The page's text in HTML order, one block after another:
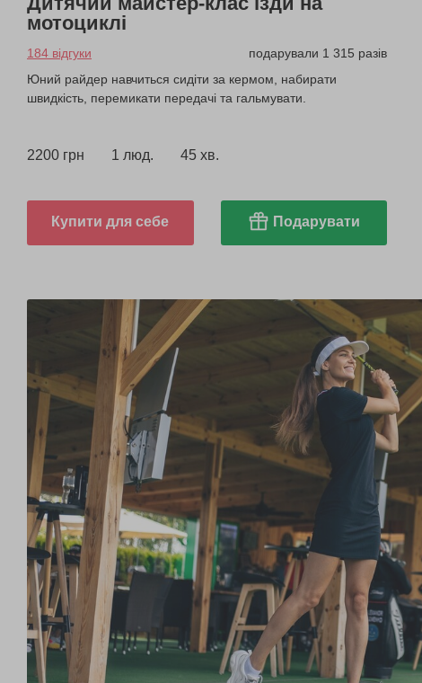
мотоциклі
184 відгуки
подарували 1 315 разів
Юний райдер навчиться сидіти за кермом, набирати
швидкість, перемикати передачі та гальмувати.
2200 грн 1 люд. 45 хв.
Купити для себе Подарувати